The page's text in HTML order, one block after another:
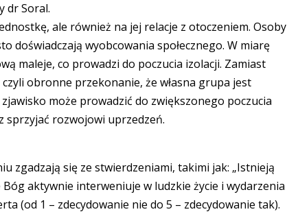
dr Soral.
ale również na jej relacje z otoczeniem. Osoby
doświadczają wyobcowania społecznego. W miarę
maleje, co prowadzi do poczucia izolacji. Zamiast
obronne przekonanie, że własna grupa jest
może prowadzić do zwiększonego poczucia
sprzyjać rozwojowi uprzedzeń.
zgadzają się ze stwierdzeniami, takimi jak: „Istnieją
Bóg aktywnie interweniuje w ludzkie życie i wydarzenia
(od 1 – zdecydowanie nie do 5 – zdecydowanie tak).